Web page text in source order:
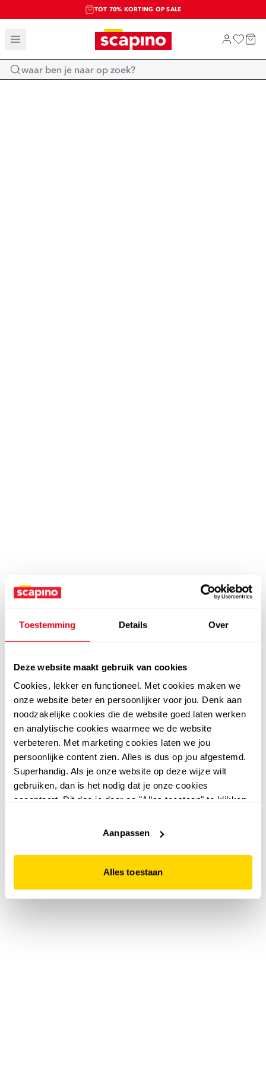
Toestemming Details Over
Deze website maakt gebruik van cookies
Cookies, lekker en functioneel. Met cookies maken we
onze website beter en persoonlijker voor jou. Denk aan
noodzakelijke cookies die de website goed laten werken
en analytische cookies waarmee we de website
verbeteren. Met marketing cookies laten we jou
persoonlijke content zien. Alles is dus op jou afgestemd.
Superhandig. Als je onze website op deze wijze wilt
gebruiken, dan is het nodig dat je onze cookies
accepteert. Dit doe je door op "Alles toestaan" te klikken.
website niet optimaal functioneert.
Aanpassen
Alles toestaan
TOT 70% KORTING OP SALE
SALE: LAATSTE KANS!
SHOP NIEUW
Home